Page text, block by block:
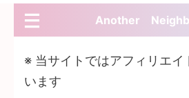
Another
※ 当サイトではアフィリエイ
います